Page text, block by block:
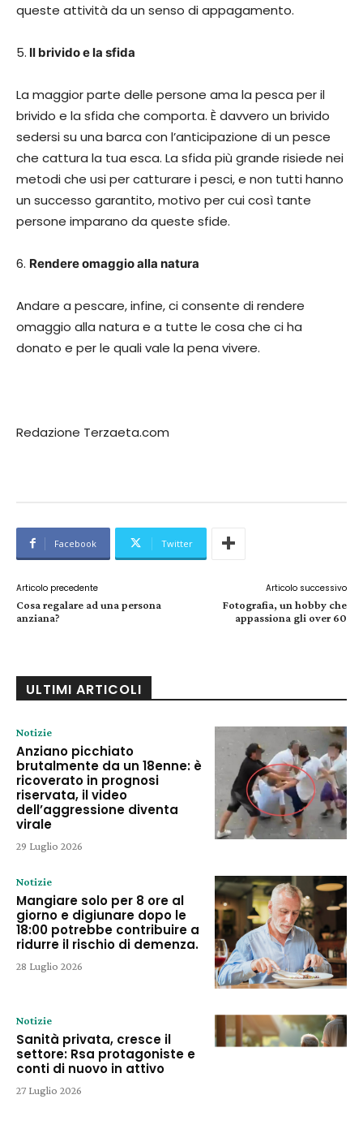
queste attività da un senso di appagamento.
5. Il brivido e la sfida
La maggior parte delle persone ama la pesca per il
brivido e la sfida che comporta. È davvero un brivido
sedersi su una barca con l’anticipazione di un pesce
che cattura la tua esca. La sfida più grande risiede nei
metodi che usi per catturare i pesci, e non tutti hanno
un successo garantito, motivo per cui così tante
persone imparano da queste sfide.
6. Rendere omaggio alla natura
Andare a pescare, infine, ci consente di rendere
omaggio alla natura e a tutte le cosa che ci ha
donato e per le quali vale la pena vivere.
Redazione Terzaeta.com
Facebook Twitter
Articolo precedente
Cosa regalare ad una persona
anziana?
Articolo successivo
Fotografia, un hobby che
appassiona gli over 60
ULTIMI ARTICOLI
Notizie
Anziano picchiato
brutalmente da un 18enne: è
ricoverato in prognosi
riservata, il video
dell’aggressione diventa
virale
29 Luglio 2026
Notizie
Mangiare solo per 8 ore al
giorno e digiunare dopo le
18:00 potrebbe contribuire a
ridurre il rischio di demenza.
28 Luglio 2026
Notizie
Sanità privata, cresce il
settore: Rsa protagoniste e
conti di nuovo in attivo
27 Luglio 2026